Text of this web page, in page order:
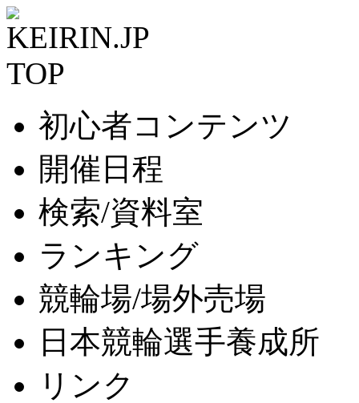
初心者コンテンツ
開催日程
検索/資料室
ランキング
競輪場/場外売場
日本競輪選手養成所
リンク